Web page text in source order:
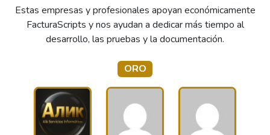
Estas empresas y profesionales apoyan económicamente
FacturaScripts y nos ayudan a dedicar más tiempo al
desarrollo, las pruebas y la documentación.
ORO